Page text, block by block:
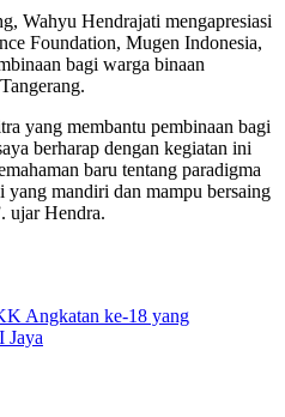
Wahyu Hendrajati mengapresiasi
Foundation, Mugen Indonesia,
bagi warga binaan
yang membantu pembinaan bagi
berharap dengan kegiatan ini
baru tentang paradigma
mandiri dan mampu bersaing
ujar Hendra.
Angkatan ke-18 yang
Jaya